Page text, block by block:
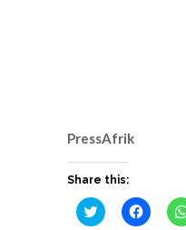
PressAfrik
Share this:
Cliquez
pour
Cliquez
pour